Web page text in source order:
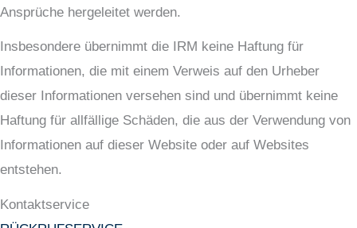
Ansprüche hergeleitet werden.
Insbesondere übernimmt die IRM keine Haftung für
Informationen, die mit einem Verweis auf den Urheber
dieser Informationen versehen sind und übernimmt keine
Haftung für allfällige Schäden, die aus der Verwendung von
Informationen auf dieser Website oder auf Websites
entstehen.
Kontaktservice